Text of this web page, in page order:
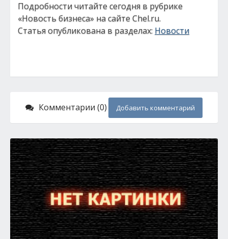
Подробности читайте сегодня в рубрике
«Новость бизнеса» на сайте Chel.ru.
Статья опубликована в разделах: Новости
Комментарии (0) Добавить комментарий